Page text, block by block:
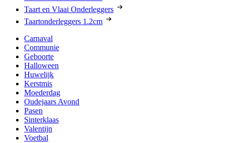
Taart en Vlaai Onderleggers
Taartonderleggers 1.2cm
Carnaval
Communie
Geboorte
Halloween
Huwelijk
Kerstmis
Moederdag
Oudejaars Avond
Pasen
Sinterklaas
Valentijn
Voetbal